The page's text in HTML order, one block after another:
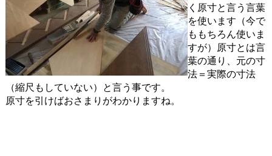
く原寸と言う言葉
を使います（今で
ももちろん使いま
すが）原寸とは言
葉の通り、元の寸
法＝実際の寸法
（縮尺もしていない）と言う事です。
原寸を引けばおさまりがわかりますね。